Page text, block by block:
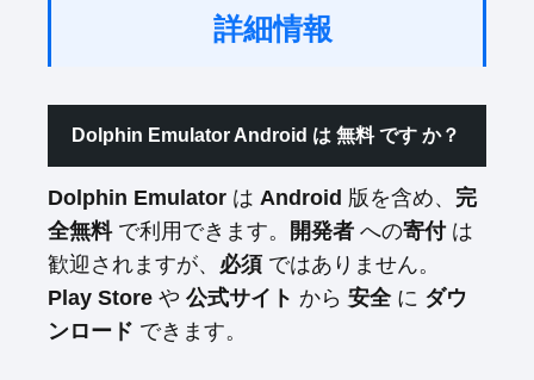
詳細情報
Dolphin Emulator Android は 無料 です か？
Dolphin Emulator は Android 版を含め、 完
全無料で利用できます。 開発者 への寄付は
歓迎されますが、 必須 ではありません。
Play Store や 公式サイト から 安全に ダウ
ンロード できます。